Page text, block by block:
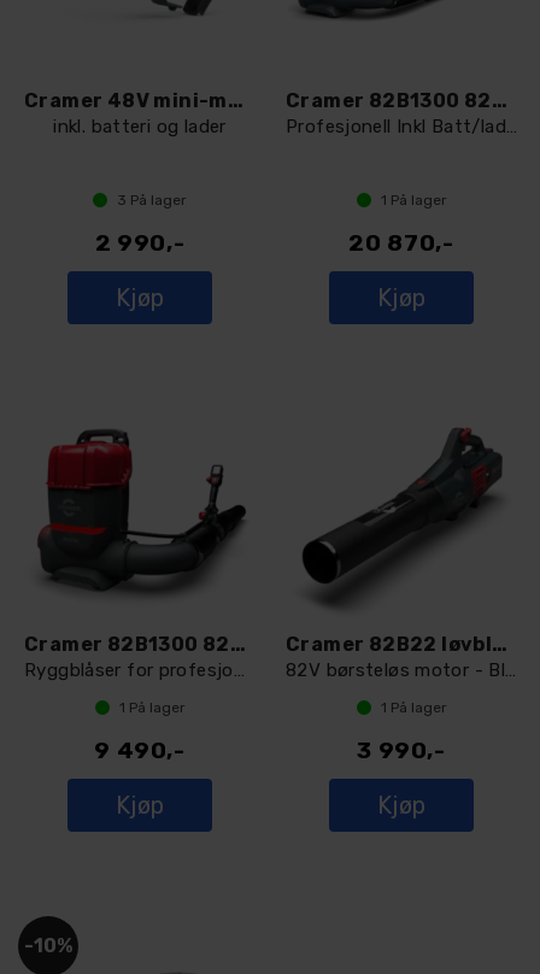
Cramer 48V mini-motorsag 48MCSK2
inkl. batteri og lader
3 På lager
2 990,-
Kjøp
Cramer 82B1300 82V backpack løvblåser
Profesjonell Inkl Batt/lader
1 På lager
20 870,-
Kjøp
Cramer 82B1300 82V backpack løvblåser
Ryggblåser for profesjonell bruk
1 På lager
9 490,-
Kjøp
Cramer 82B22 løvblåser
82V børsteløs motor - Blåsekraft 22 N
1 På lager
3 990,-
Kjøp
10%